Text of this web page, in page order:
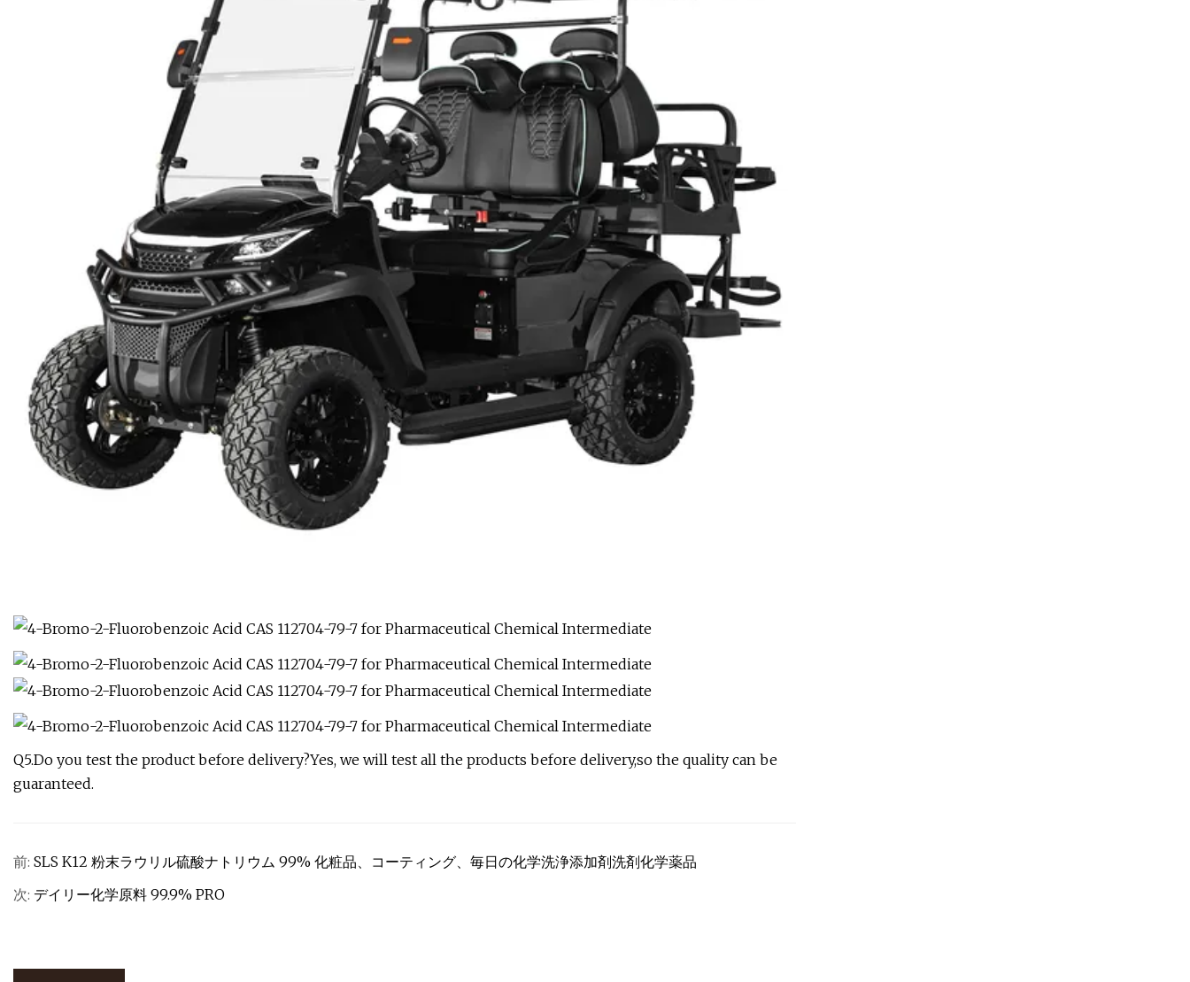
Q5.Do you test the product before delivery?Yes, we will test all the products before delivery,so the quality can be
guaranteed.
前: SLS K12 粉末ラウリル硫酸ナトリウム 99% 化粧品、コーティング、毎日の化学洗浄添加剤洗剤化学薬品
次: デイリー化学原料 99.9% PRO